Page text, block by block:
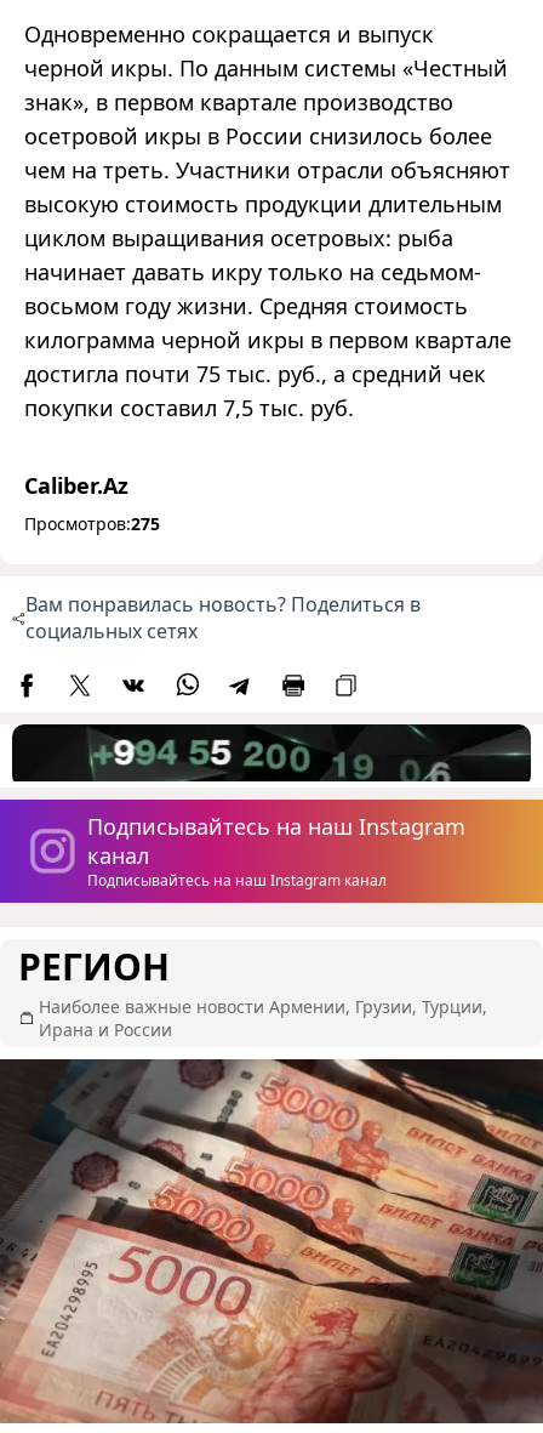
Одновременно сокращается и выпуск
черной икры. По данным системы «Честный
знак», в первом квартале производство
осетровой икры в России снизилось более
чем на треть. Участники отрасли объясняют
высокую стоимость продукции длительным
циклом выращивания осетровых: рыба
начинает давать икру только на седьмом-
восьмом году жизни. Средняя стоимость
килограмма черной икры в первом квартале
достигла почти 75 тыс. руб., а средний чек
покупки составил 7,5 тыс. руб.
Caliber.Az
Просмотров:275
Вам понравилась новость? Поделиться в
социальных сетях
Подписывайтесь на наш Instagram
канал
Подписывайтесь на наш Instagram канал
РЕГИОН
Наиболее важные новости Армении, Грузии, Турции,
Ирана и России